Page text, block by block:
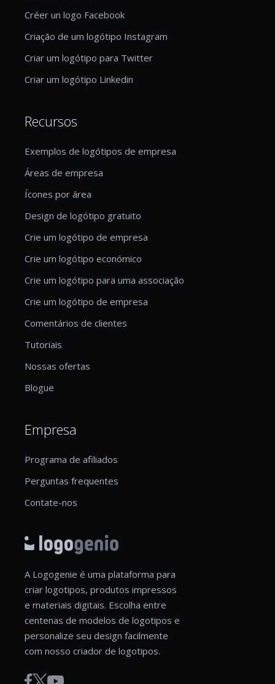
Créer un logo Facebook
Criação de um logótipo Instagram
Criar um logótipo para Twitter
Criar um logótipo Linkedin
Recursos
Exemplos de logótipos de empresa
Áreas de empresa
Ícones por área
Design de logótipo gratuito
Crie um logótipo de empresa
Crie um logótipo económico
Crie um logótipo para uma associação
Crie um logótipo de empresa
Comentários de clientes
Tutoriais
Nossas ofertas
Blogue
Empresa
Programa de afiliados
Perguntas frequentes
Contate-nos
A Logogenie é uma plataforma para
criar logotipos, produtos impressos
e materiais digitais. Escolha entre
centenas de modelos de logotipos e
personalize seu design facilmente
com nosso criador de logotipos.